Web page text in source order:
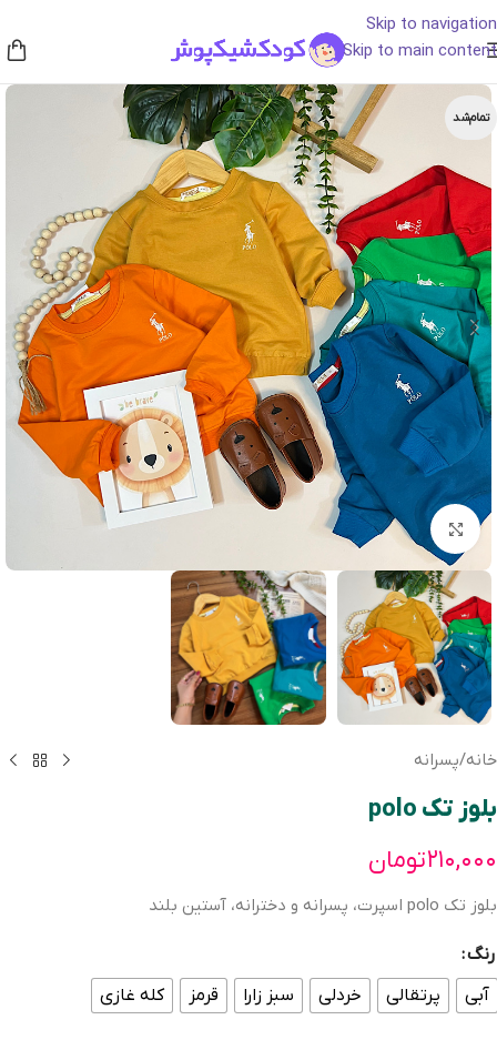
Skip to navigation
Skip to main content
تمام‌شد
بزرگنمایی تصویر
خانه/پسرانه
بلوز تک polo
۲۱۰,۰۰۰تومان
بلوز تک polo اسپرت، پسرانه و دخترانه، آستین بلند
رنگ
آبی
پرتقالی خردلی سبز زارا قرمز کله غازی